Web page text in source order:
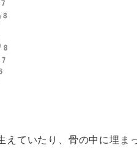
えていたり、骨の中に埋